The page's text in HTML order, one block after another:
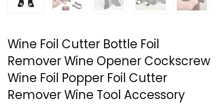
Wine Foil Cutter Bottle Foil
Remover Wine Opener Cockscrew
Wine Foil Popper Foil Cutter
Remover Wine Tool Accessory